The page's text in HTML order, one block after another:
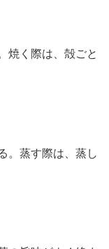
焼く際は、殻ごと
。蒸す際は、蒸し